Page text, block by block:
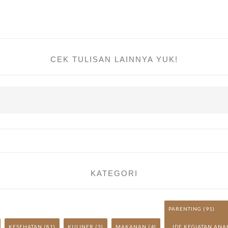
CEK TULISAN LAINNYA YUK!
KATEGORI
KESEHATAN (81) KULINER (3) MAKANAN (4)
PARENTING (91)
IDE KEGIATAN